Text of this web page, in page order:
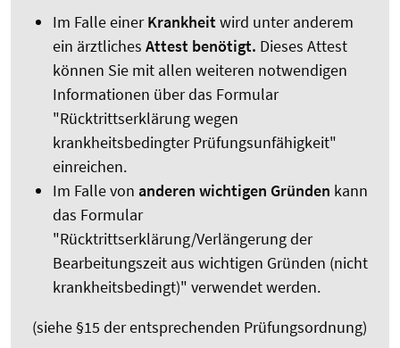
Im Falle einerKrankheitwird unter anderem
ein ärztliches Attest benötigt. Dieses Attest
können Sie mit allen weiteren notwendigen
Informationen über das Formular
"Rücktrittserklärung wegen
krankheitsbedingter Prüfungsunfähigkeit"
einreichen.
Im Falle von anderen wichtigen Gründen kann
das Formular
"Rücktrittserklärung/Verlängerung der
Bearbeitungszeit aus wichtigen Gründen (nicht
krankheitsbedingt)" verwendet werden.
(siehe §15 der entsprechenden Prüfungsordnung)